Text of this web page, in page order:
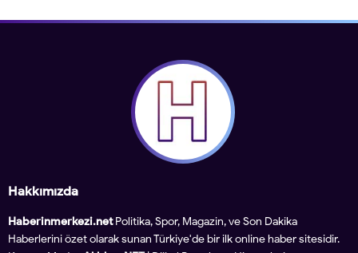
Hakkımızda
Haberinmerkezi.netPolitika, Spor, Magazin, ve Son Dakika
Haberlerini özet olarak sunan Türkiye'de bir ilk online haber sitesidir.